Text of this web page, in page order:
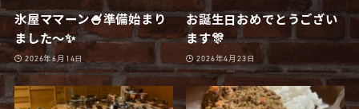
氷屋ママーン🍧準備始まり
ました〜✨
2026年6月14日
お誕生日おめでとうござい
ます🎊
2026年4月23日